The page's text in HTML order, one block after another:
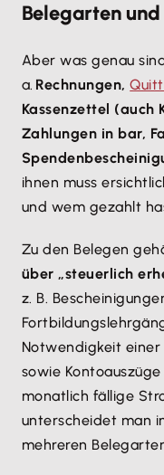
Belegarten
Aber was genau
a. Rechnungen,
Kassenzettel (auch
Zahlungen in bar,
ihnen muss
und wem gezahlt
Zu den Belegen
über „steuerlich
z. B.
Notwendigkeit einer
sowie
monatlich fällige
unterscheidet man
mehreren